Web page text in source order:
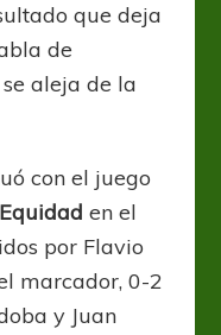
que deja
de
aleja de la
con el juego
en el
por Flavio
marcador, 0-2
y Juan